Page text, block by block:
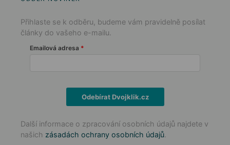
Přihlaste se k odběru, budeme vám pravidelně posílat
články do vašeho e-mailu.
Emailová adresa
Odebírat Dvojklik.cz
Další informace o zpracování osobních údajů najdete v
našich zásadách ochrany osobních údajů.